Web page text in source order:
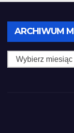
ARCHIWUM